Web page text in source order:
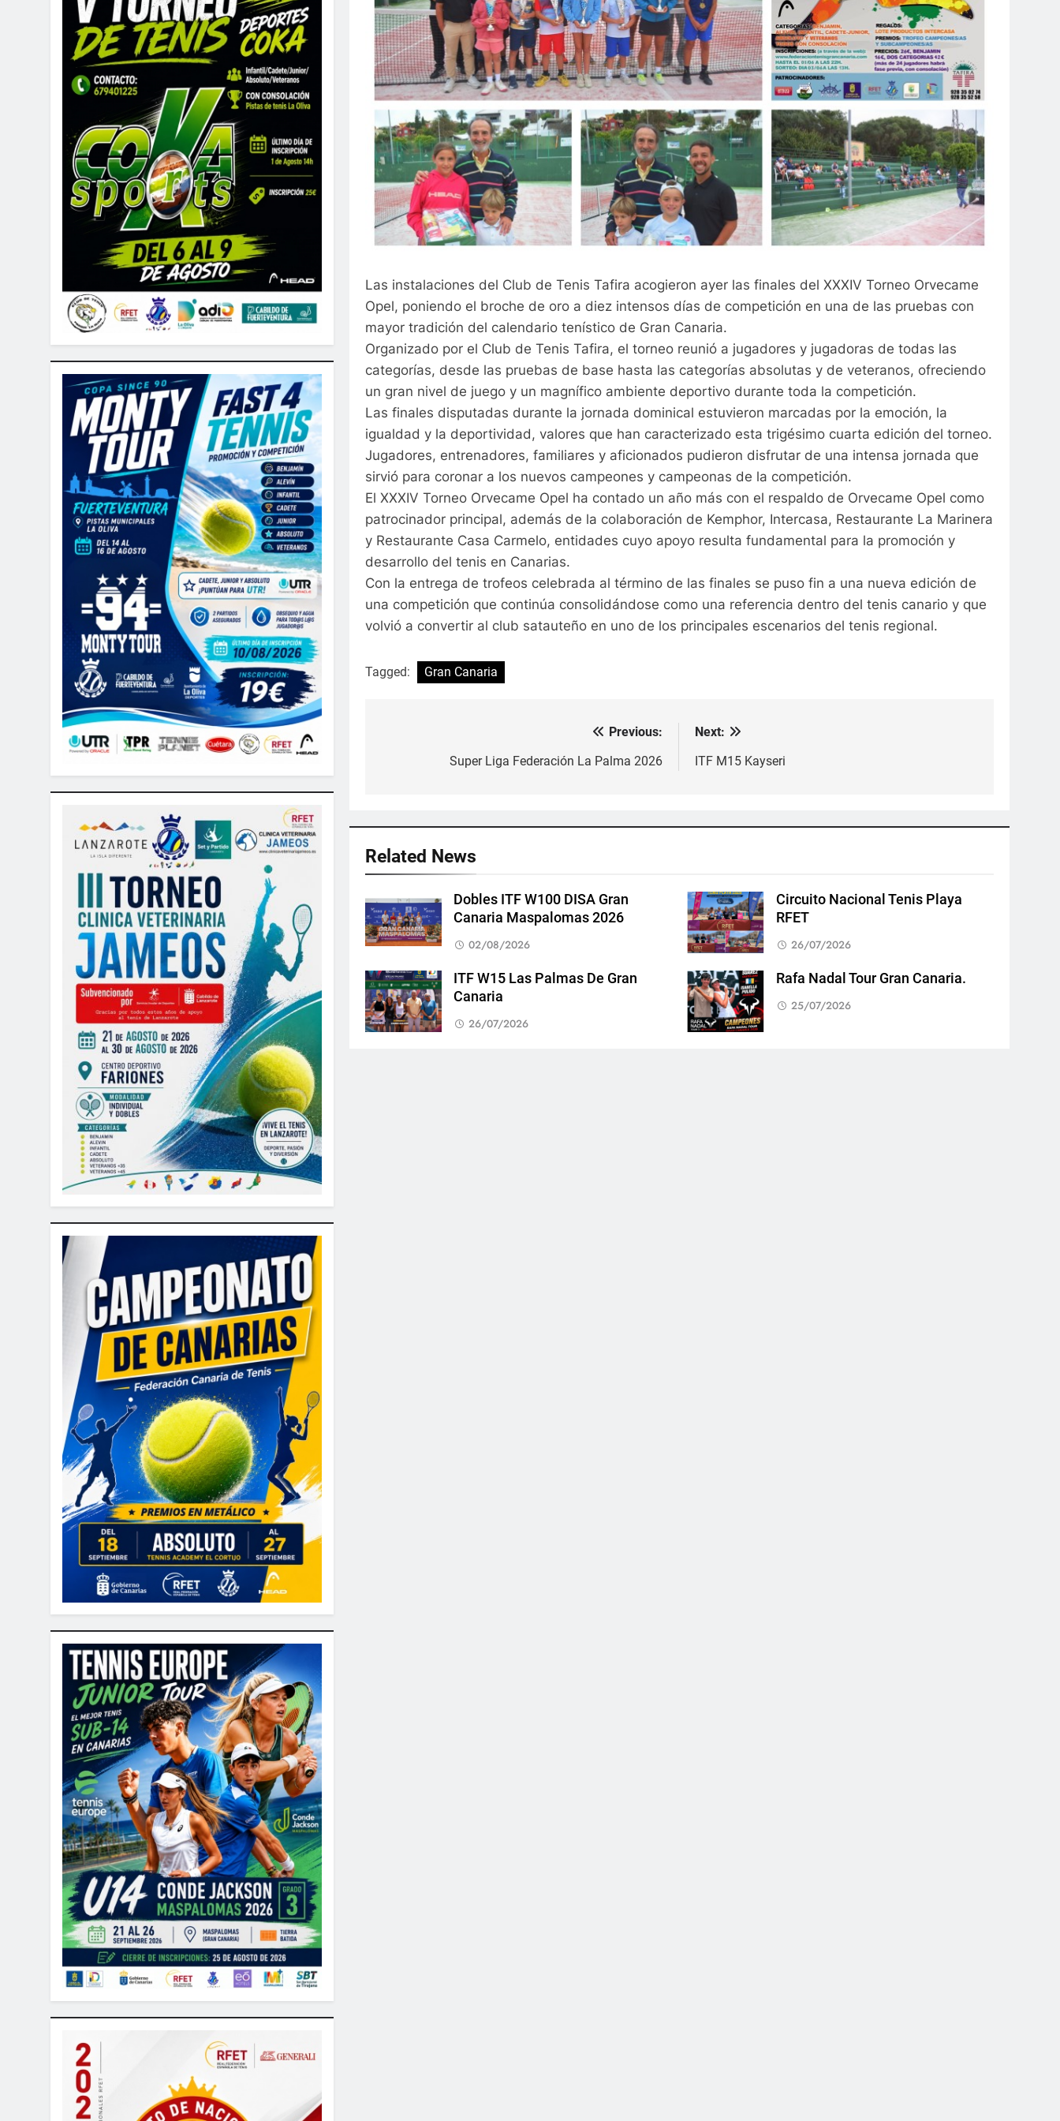
Las instalaciones del Club de Tenis Tafira acogieron ayer las finales del XXXIV Torneo Orvecame
Opel, poniendo el broche de oro a diez intensos días de competición en una de las pruebas con
mayor tradición del calendario tenístico de Gran Canaria.
Organizado por el Club de Tenis Tafira, el torneo reunió a jugadores y jugadoras de todas las
categorías, desde las pruebas de base hasta las categorías absolutas y de veteranos, ofreciendo
un gran nivel de juego y un magnífico ambiente deportivo durante toda la competición.
Las finales disputadas durante la jornada dominical estuvieron marcadas por la emoción, la
igualdad y la deportividad, valores que han caracterizado esta trigésimo cuarta edición del torneo.
Jugadores, entrenadores, familiares y aficionados pudieron disfrutar de una intensa jornada que
sirvió para coronar a los nuevos campeones y campeonas de la competición.
El XXXIV Torneo Orvecame Opel ha contado un año más con el respaldo de Orvecame Opel como
patrocinador principal, además de la colaboración de Kemphor, Intercasa, Restaurante La Marinera
y Restaurante Casa Carmelo, entidades cuyo apoyo resulta fundamental para la promoción y
desarrollo del tenis en Canarias.
Con la entrega de trofeos celebrada al término de las finales se puso fin a una nueva edición de
una competición que continúa consolidándose como una referencia dentro del tenis canario y que
volvió a convertir al club satauteño en uno de los principales escenarios del tenis regional.
Tagged: Gran Canaria
Previous:
Super Liga Federación La Palma 2026
Next:
ITF M15 Kayseri
Related News
Dobles ITF W100 DISA Gran
Canaria Maspalomas 2026
02/08/2026
Circuito Nacional Tenis Playa
RFET
26/07/2026
ITF W15 Las Palmas De Gran
Canaria
26/07/2026
Rafa Nadal Tour Gran Canaria.
25/07/2026